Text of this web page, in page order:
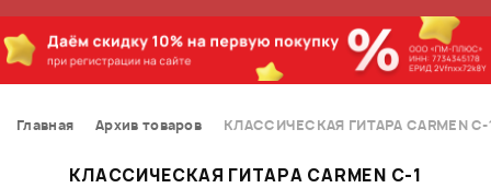
Главная Архив товаров КЛАССИЧЕСКАЯ ГИТАРА CARMEN С-
КЛАССИЧЕСКАЯ ГИТАРА CARMEN С-1